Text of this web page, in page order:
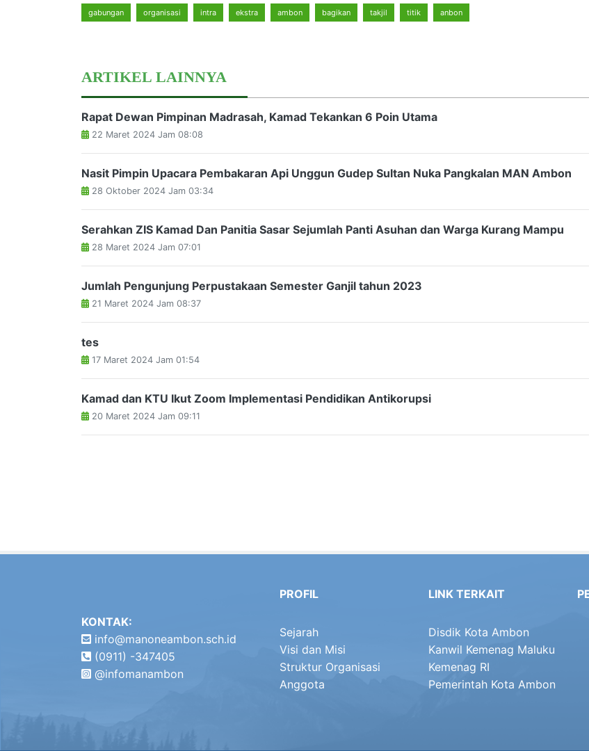
gabungan organisasi intra ekstra ambon bagikan takjil titik anbon
ARTIKEL LAINNYA
Rapat Dewan Pimpinan Madrasah, Kamad Tekankan 6 Poin Utama
22 Maret 2024 Jam 08:08
Nasit Pimpin Upacara Pembakaran Api Unggun Gudep Sultan Nuka Pangkalan MAN Ambon
28 Oktober 2024 Jam 03:34
Serahkan ZIS Kamad Dan Panitia Sasar Sejumlah Panti Asuhan dan Warga Kurang Mampu
28 Maret 2024 Jam 07:01
Jumlah Pengunjung Perpustakaan Semester Ganjil tahun 2023
21 Maret 2024 Jam 08:37
tes
17 Maret 2024 Jam 01:54
Kamad dan KTU Ikut Zoom Implementasi Pendidikan Antikorupsi
20 Maret 2024 Jam 09:11
KONTAK:
info@manoneambon.sch.id
(0911) -347405
@infomanambon
PROFIL
Sejarah
Visi dan Misi
Struktur Organisasi
Anggota
LINK TERKAIT
Disdik Kota Ambon
Kanwil Kemenag Maluku
Kemenag RI
Pemerintah Kota Ambon